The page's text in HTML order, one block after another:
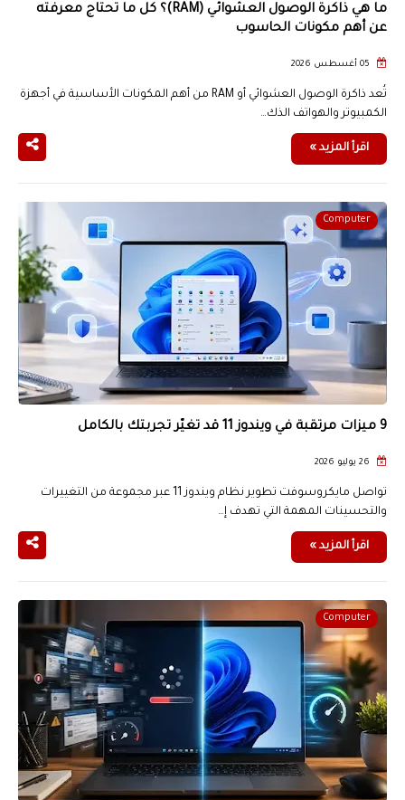
ما هي ذاكرة الوصول العشوائي (RAM)؟ كل ما تحتاج معرفته
عن أهم مكونات الحاسوب
تُعد ذاكرة الوصول العشوائي أو RAM من أهم المكونات الأساسية في أجهزة
الكمبيوتر والهواتف الذك…
اقرأ المزيد »
Computer
9 ميزات مرتقبة في ويندوز 11 قد تغيّر تجربتك بالكامل
تواصل مايكروسوفت تطوير نظام ويندوز 11 عبر مجموعة من التغييرات
والتحسينات المهمة التي تهدف إ…
اقرأ المزيد »
Computer